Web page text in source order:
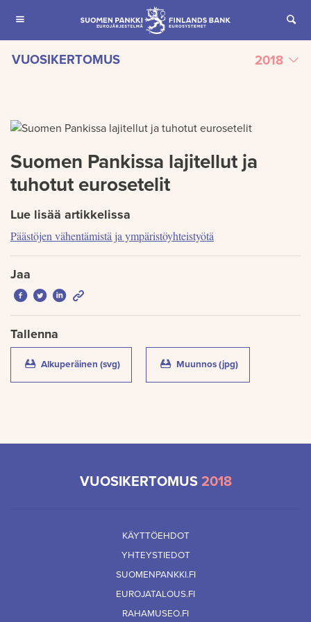
VUOSIKERTOMUS 2018
Jaettu
Suomen Pankissa lajitellut ja
tuhotut eurosetelit
Lue lisää artikkelissa
Päästöjen vähentämistä ja ympäristöyhteistyötä
Jaa
Jaa Facebookissa: Suomen Pankissa lajitellut ja tuhotut
Jaa Twitterissä: Suomen Pankissa lajitellut ja tuhotut
Jaa LinkedInissä: Suomen Pankissa lajitellut ja tuhotut
Tallenna
Alkuperäinen (svg)(Suomen Pankissa lajitellut ja tuhotut
Muunnos (jpg)(Suomen
VUOSIKERTOMUS 2018
KÄYTTÖEHDOT
YHTEYSTIEDOT
SUOMENPANKKI.FI
EUROJATALOUS.FI
RAHAMUSEO.FI